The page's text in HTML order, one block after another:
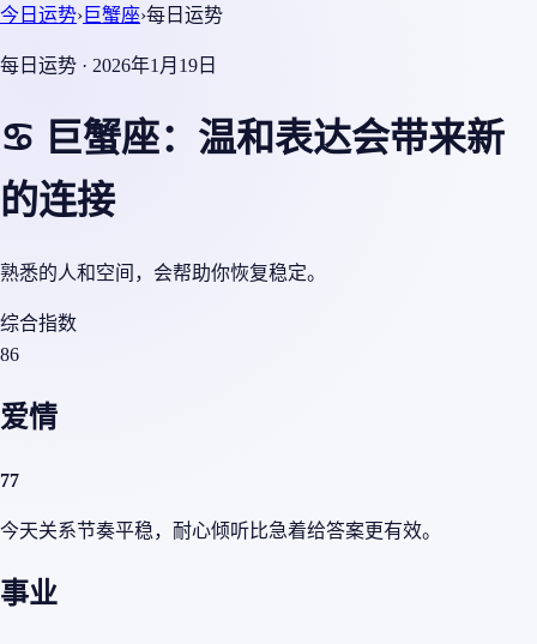
今日运势›巨蟹座›每日运势
每日运势 · 2026年1月19日
♋ 巨蟹座：温和表达会带来新
的连接
熟悉的人和空间，会帮助你恢复稳定。
综合指数
86
爱情
77
今天关系节奏平稳，耐心倾听比急着给答案更有效。
事业